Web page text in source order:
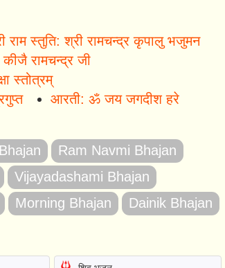
राम स्तुति: श्री रामचन्द्र कृपालु भजुमन
रामचन्द्र जी
स्तोत्रम्
आरती: ॐ जय जगदीश हरे
Ram Navmi Bhajan
Vijayadashami Bhajan
Morning Bhajan
Dainik Bhajan